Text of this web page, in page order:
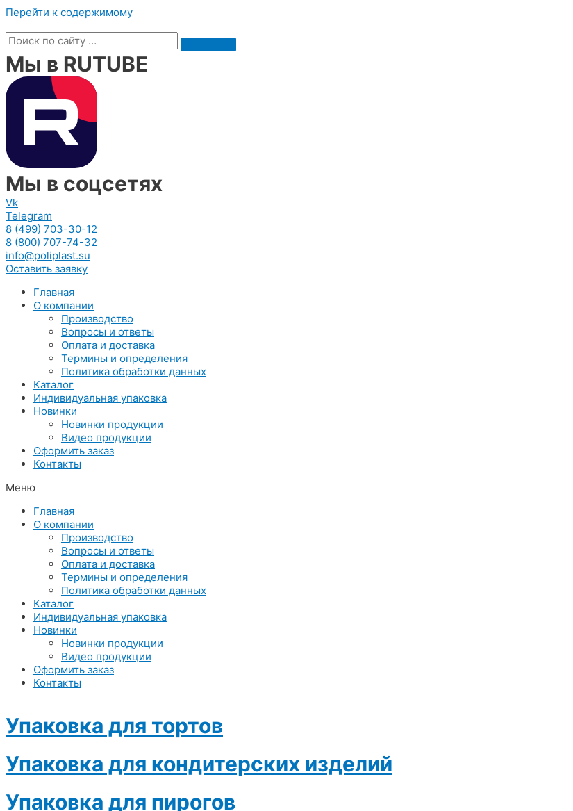
Перейти к содержимому
Мы в RUTUBE
Мы в соцсетях
Vk
Telegram
8 (499) 703-30-12
8 (800) 707-74-32
info@poliplast.su
Оставить заявку
Главная
О компании
Производство
Вопросы и ответы
Оплата и доставка
Термины и определения
Политика обработки данных
Каталог
Индивидуальная упаковка
Новинки
Новинки продукции
Видео продукции
Оформить заказ
Контакты
Меню
Главная
О компании
Производство
Вопросы и ответы
Оплата и доставка
Термины и определения
Политика обработки данных
Каталог
Индивидуальная упаковка
Новинки
Новинки продукции
Видео продукции
Оформить заказ
Контакты
Упаковка для тортов
Упаковка для кондитерских изделий
Упаковка для пирогов